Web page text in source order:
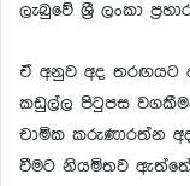
ලැබුවේ ශ්‍රී ලංකා
ඒ අනුව අද තරඟයට
කඩුල්ල පිටුපස
චාමික කරුණාරත්න
වීමට නියමිතව